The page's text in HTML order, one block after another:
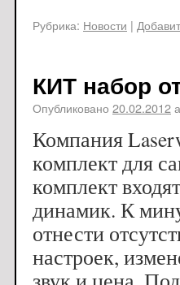
Рубрика: Новости |
КИТ набор
Опубликовано 20.02.2012
Компания
комплект для
комплект
динамик. К
отнести
настроек,